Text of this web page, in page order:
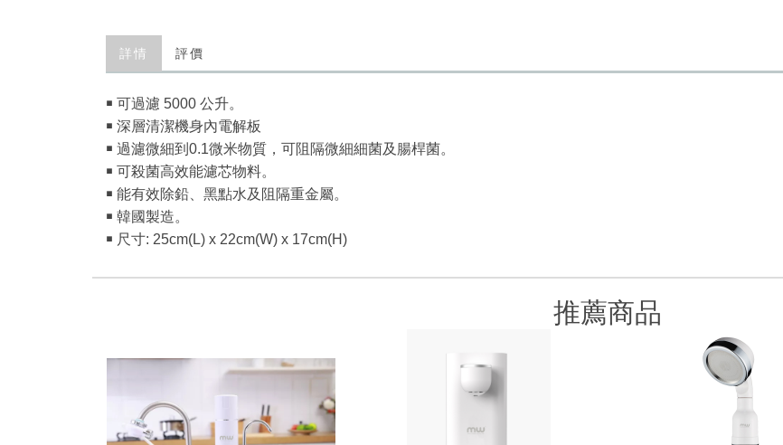
詳情 評價
￭ 可過濾 5000 公升。
￭ 深層清潔機身內電解板
￭ 過濾微細到0.1微米物質，可阻隔微細細菌及腸桿菌。
￭ 可殺菌高效能濾芯物料。
￭ 能有效除鉛、黑點水及阻隔重金屬。
￭ 韓國製造。
￭ 尺寸: 25cm(L) x 22cm(W) x 17cm(H)
推薦商品